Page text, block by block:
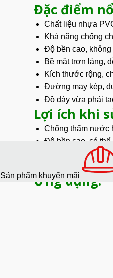
Đặc điểm
Chất liệu nhựa
Khả năng chống
Độ bền cao,
Bề mặt trơn láng,
Kích thướcrộng,
Đường may kép,
Đồ dày vừa phải
Lợi ích khi
Chống thấmnước
Độ bền cao, có
Duy trì hiệu quả
Chống chịu được
Ứng dụng:
Sản phẩm khuyến mãi